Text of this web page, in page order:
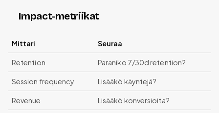
Impact-metriikat
Mittari Seuraa
Retention Paraniko 7/30d retention?
Session frequency Lisääkö käyntejä?
Revenue Lisääkö konversioita?